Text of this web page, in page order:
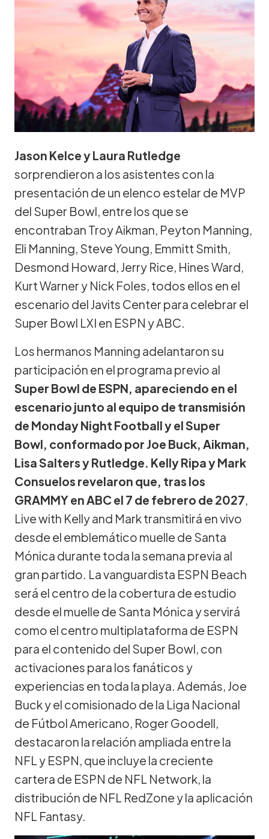
Jason Kelce y Laura Rutledge
sorprendieron a los asistentes con la
presentación de un elenco estelar de MVP
del Super Bowl, entre los que se
encontraban Troy Aikman, Peyton Manning,
Eli Manning, Steve Young, Emmitt Smith,
Desmond Howard, Jerry Rice, Hines Ward,
Kurt Warner y Nick Foles, todos ellos en el
escenario del Javits Center para celebrar el
Super Bowl LXI en ESPN y ABC.
Los hermanos Manning adelantaron su
participación en el programa previo al
Super Bowl de ESPN, apareciendo en el
escenario junto al equipo de transmisión
de Monday Night Football y el Super
Bowl, conformado por Joe Buck, Aikman,
Lisa Salters y Rutledge. Kelly Ripa y Mark
Consuelos revelaron que, tras los
GRAMMY en ABC el 7 de febrero de 2027,
Live with Kelly and Mark transmitirá en vivo
desde el emblemático muelle de Santa
Mónica durante toda la semana previa al
gran partido. La vanguardista ESPN Beach
será el centro de la cobertura de estudio
desde el muelle de Santa Mónica y servirá
como el centro multiplataforma de ESPN
para el contenido del Super Bowl, con
activaciones para los fanáticos y
experiencias en toda la playa. Además, Joe
Buck y el comisionado de la Liga Nacional
de Fútbol Americano, Roger Goodell,
destacaron la relación ampliada entre la
NFL y ESPN, que incluye la creciente
cartera de ESPN de NFL Network, la
distribución de NFL RedZone y la aplicación
NFL Fantasy.